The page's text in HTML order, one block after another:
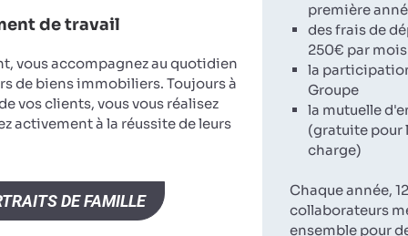
de travail
vous accompagnez au quotidien
de biens immobiliers. Toujours à
vos clients, vous vous réalisez
activement à la réussite de leurs
DE FAMILLE
première
des frais de
250€ par mois
la
Groupe
la mutuelle
(gratuite pour
charge)
Chaque année,
collaborateurs
ensemble pour